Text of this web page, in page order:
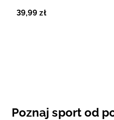
39,99 zł
Poznaj sport od